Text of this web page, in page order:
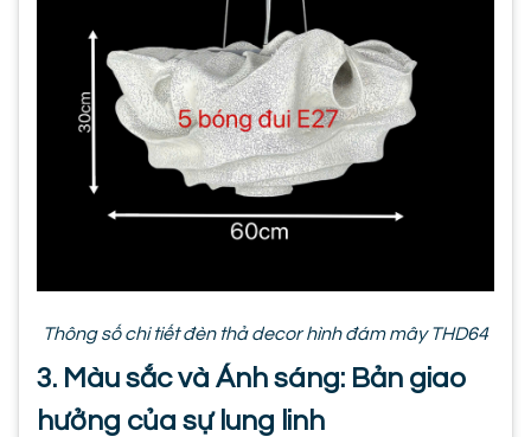
Thông số chi tiết đèn thả decor hình đám mây THD64
3. Màu sắc và Ánh sáng: Bản giao
hưởng của sự lung linh